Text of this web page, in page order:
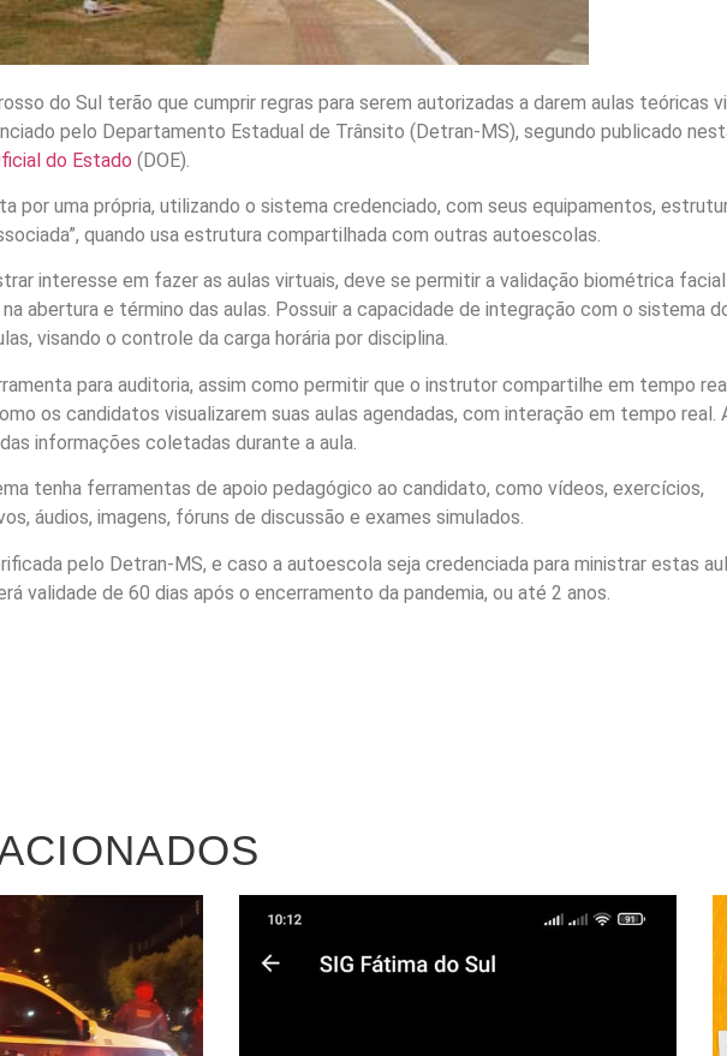
do Sul terão que cumprir regras para serem autorizadas a darem aulas teóricas
pelo Departamento Estadual de Trânsito (Detran-MS), segundo publicado
do Estado (DOE).
por uma própria, utilizando o sistema credenciado, com seus equipamentos,
quando usa estrutura compartilhada com outras autoescolas.
interesse em fazer as aulas virtuais, deve se permitir a validação biométrica
abertura e término das aulas. Possuir a capacidade de integração com o sistema
visando o controle da carga horária por disciplina.
para auditoria, assim como permitir que o instrutor compartilhe em tempo
os candidatos visualizarem suas aulas agendadas, com interação em tempo real.
informações coletadas durante a aula.
tenha ferramentas de apoio pedagógico ao candidato, como vídeos, exercícios,
áudios, imagens, fóruns de discussão e exames simulados.
pelo Detran-MS, e caso a autoescola seja credenciada para ministrar estas
validade de 60 dias após o encerramento da pandemia, ou até 2 anos.